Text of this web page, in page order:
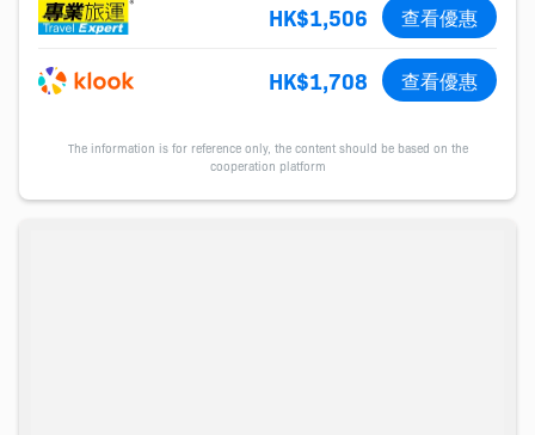
HK$1,506 查看優惠
HK$1,708 查看優惠
The information is for reference only, the content should be based on the
cooperation platform